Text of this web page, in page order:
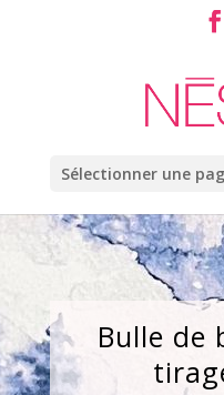
Sélectionner une
Bulle de